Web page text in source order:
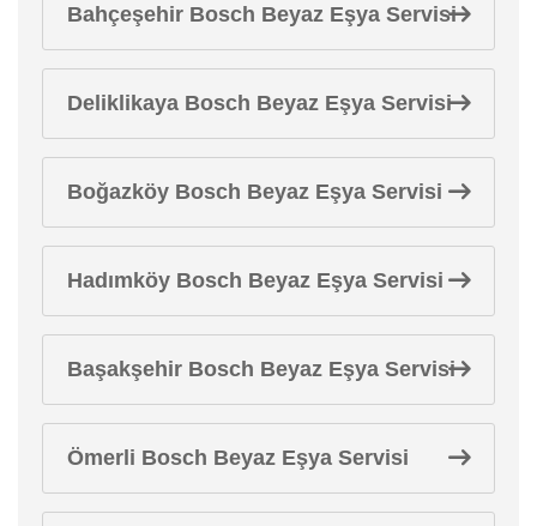
Bahçeşehir Bosch Beyaz Eşya Servisi
Deliklikaya Bosch Beyaz Eşya Servisi
Boğazköy Bosch Beyaz Eşya Servisi
Hadımköy Bosch Beyaz Eşya Servisi
Başakşehir Bosch Beyaz Eşya Servisi
Ömerli Bosch Beyaz Eşya Servisi